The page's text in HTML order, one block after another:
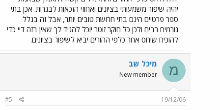
יהיה שיפור משמעותי בציונים ואחוזי הזכאות לבגרות. אכן בתי
ספר פרטיים הינם בתי חרושת טובים יותר, אבל זה בגלל
גורמים רבים ולכן כל חוקר זוטר יוכל להגיד לך שאין בזה דיי כדי
להוכיח שיחס אחר כלפי ההורים יביא לשיפור בציונים.
מ מיכל שב
New member
19/12/06
#5